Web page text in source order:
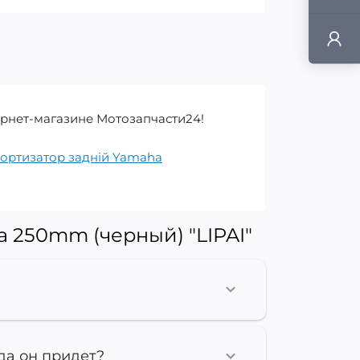
магазине Мотозапчасти24!
задній Yamaha
250mm (черный) "LIPAI"
он придет?